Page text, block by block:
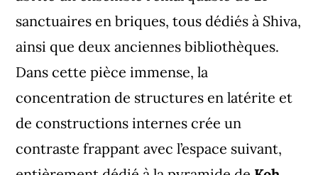
sanctuaires en briques, tous dédiés à Shiva,
ainsi que deux anciennes bibliothèques.
Dans cette pièce immense, la
concentration de structures en latérite et
de constructions internes crée un
contraste frappant avec l’espace suivant,